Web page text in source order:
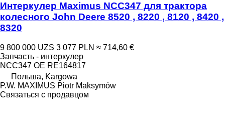
Интеркулер Maximus NCC347 для трактора
колесного John Deere 8520 , 8220 , 8120 , 8420 ,
8320
9 800 000 UZS 3 077 PLN ≈ 714,60 €
Запчасть - интеркулер
NCC347 OE RE164817
Польша, Kargowa
P.W. MAXIMUS Piotr Maksymów
Связаться с продавцом